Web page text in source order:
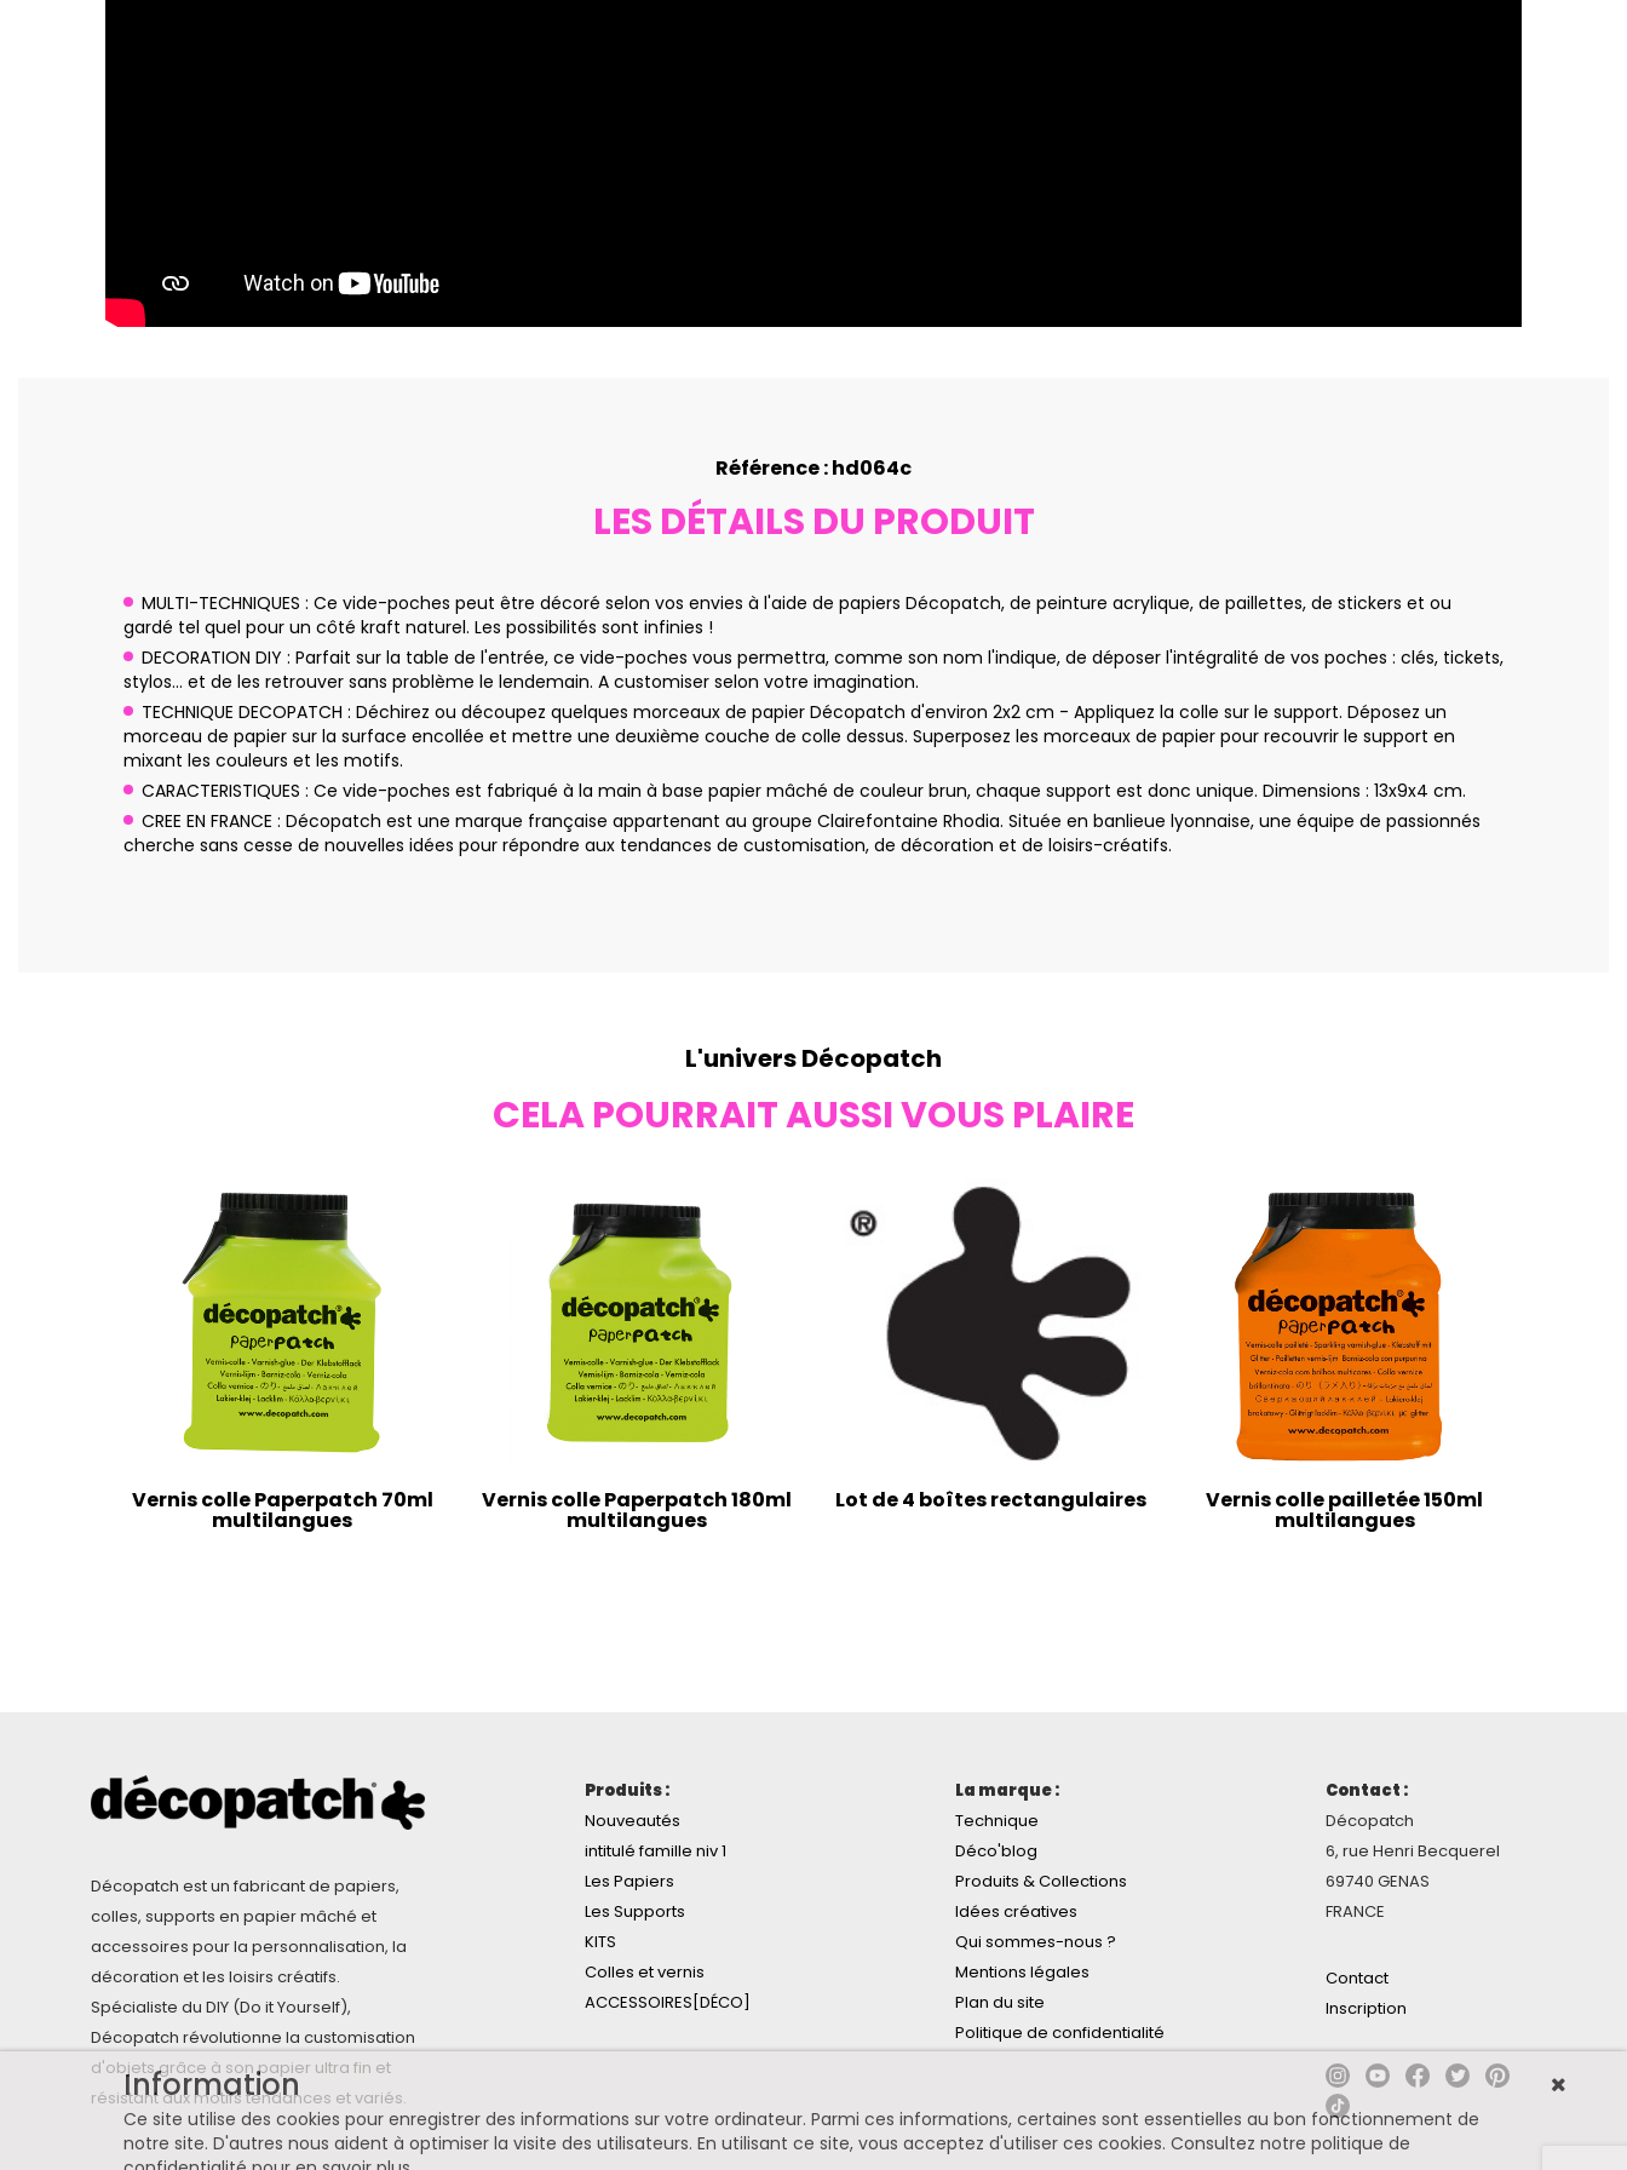
Référence : hd064c
LES DÉTAILS DU PRODUIT
MULTI-TECHNIQUES : Ce vide-poches peut être décoré selon vos envies à l'aide de papiers Décopatch, de peinture acrylique, de paillettes, de stickers et ou
gardé tel quel pour un côté kraft naturel. Les possibilités sont infinies !
DECORATION DIY : Parfait sur la table de l'entrée, ce vide-poches vous permettra, comme son nom l'indique, de déposer l'intégralité de vos poches : clés, tickets,
stylos… et de les retrouver sans problème le lendemain. A customiser selon votre imagination.
TECHNIQUE DECOPATCH : Déchirez ou découpez quelques morceaux de papier Décopatch d'environ 2x2 cm - Appliquez la colle sur le support. Déposez un
morceau de papier sur la surface encollée et mettre une deuxième couche de colle dessus. Superposez les morceaux de papier pour recouvrir le support en
mixant les couleurs et les motifs.
CARACTERISTIQUES : Ce vide-poches est fabriqué à la main à base papier mâché de couleur brun, chaque support est donc unique. Dimensions : 13x9x4 cm.
CREE EN FRANCE : Décopatch est une marque française appartenant au groupe Clairefontaine Rhodia. Située en banlieue lyonnaise, une équipe de passionnés
cherche sans cesse de nouvelles idées pour répondre aux tendances de customisation, de décoration et de loisirs-créatifs.
L'univers Décopatch
CELA POURRAIT AUSSI VOUS PLAIRE
Vernis colle Paperpatch 70ml
multilangues
Vernis colle Paperpatch 180ml
multilangues
Lot de 4 boîtes rectangulaires Vernis colle pailletée 150ml
multilangues
Décopatch est un fabricant de papiers,
colles, supports en papier mâché et
accessoires pour la personnalisation, la
décoration et les loisirs créatifs.
Spécialiste du DIY (Do it Yourself),
Décopatch révolutionne la customisation
d'objets grâce à son papier ultra fin et
résistant aux motifs tendances et variés.
Produits :
Nouveautés
intitulé famille niv 1
Les Papiers
Les Supports
KITS
Colles et vernis
ACCESSOIRES[DÉCO]
La marque :
Technique
Déco'blog
Produits & Collections
Idées créatives
Qui sommes-nous ?
Mentions légales
Plan du site
Politique de confidentialité
Contact :
Décopatch
6, rue Henri Becquerel
69740 GENAS
FRANCE
Contact
Inscription
Information
Ce site utilise des cookies pour enregistrer des informations sur votre ordinateur. Parmi ces informations, certaines sont essentielles au bon fonctionnement de
notre site. D'autres nous aident à optimiser la visite des utilisateurs. En utilisant ce site, vous acceptez d'utiliser ces cookies. Consultez notre politique de